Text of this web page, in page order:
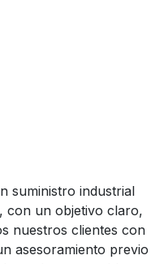
suministro industrial
con un objetivo claro,
nuestros clientes con
asesoramiento previo